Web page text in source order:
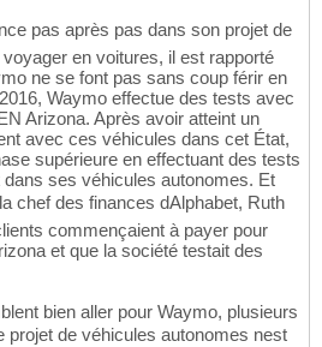
pas après pas dans son projet de
en voitures, il est rapporté
ne se font pas sans coup férir en
Waymo effectue des tests avec
Arizona. Après avoir atteint un
avec ces véhicules dans cet État,
supérieure en effectuant des tests
ses véhicules autonomes. Et
chef des finances dAlphabet, Ruth
commençaient à payer pour
et que la société testait des
bien aller pour Waymo, plusieurs
projet de véhicules autonomes nest